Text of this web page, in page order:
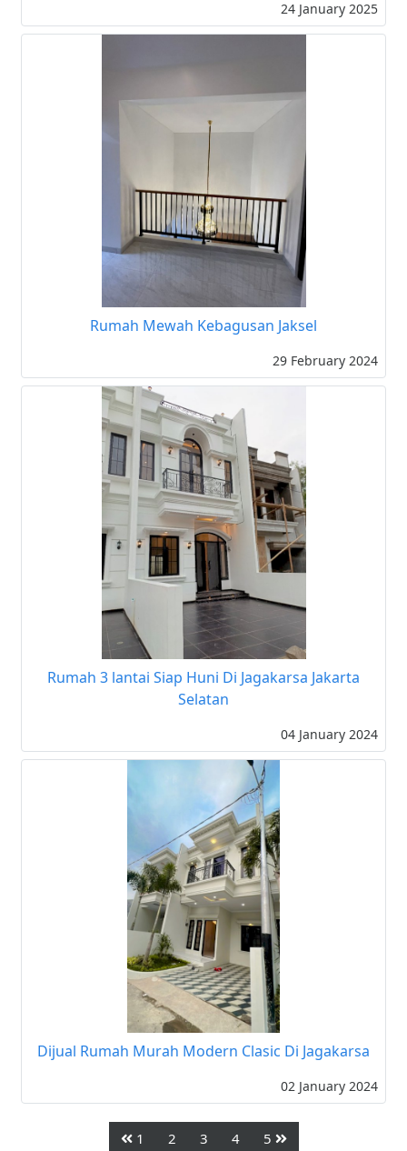
24 January 2025
Rumah Mewah Kebagusan Jaksel
29 February 2024
Rumah 3 lantai Siap Huni Di Jagakarsa Jakarta
Selatan
04 January 2024
Dijual Rumah Murah Modern Clasic Di Jagakarsa
02 January 2024
1 2 3 4 5